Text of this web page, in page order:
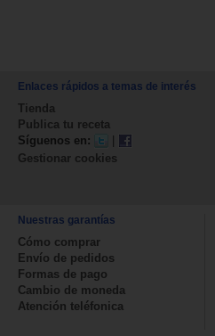
Enlaces rápidos a temas de interés
Tienda
Publica tu receta
Síguenos en:
|
Gestionar cookies
Nuestras garantías
Cómo comprar
Envío de pedidos
Formas de pago
Cambio de moneda
Atención teléfonica